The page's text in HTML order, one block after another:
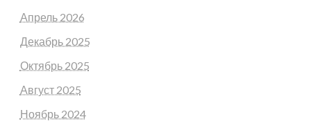
Апрель 2026
Декабрь 2025
Октябрь 2025
Август 2025
Ноябрь 2024